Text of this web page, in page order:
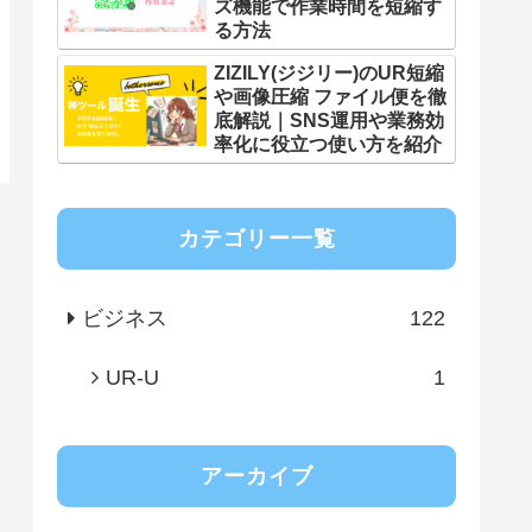
ズ機能で作業時間を短縮す
る方法
ZIZILY(ジジリー)のUR短縮
や画像圧縮 ファイル便を徹
底解説｜SNS運用や業務効
率化に役立つ使い方を紹介
カテゴリー一覧
ビジネス 122
UR-U 1
アーカイブ